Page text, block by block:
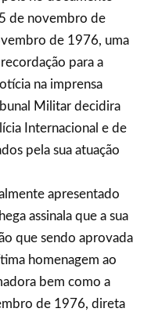
de novembro de
de 1976, uma
para a
na imprensa
Militar decidira
Internacional e de
pela sua atuação
apresentado
assinala que a sua
que sendo aprovada
homenagem ao
bem como a
de 1976, direta